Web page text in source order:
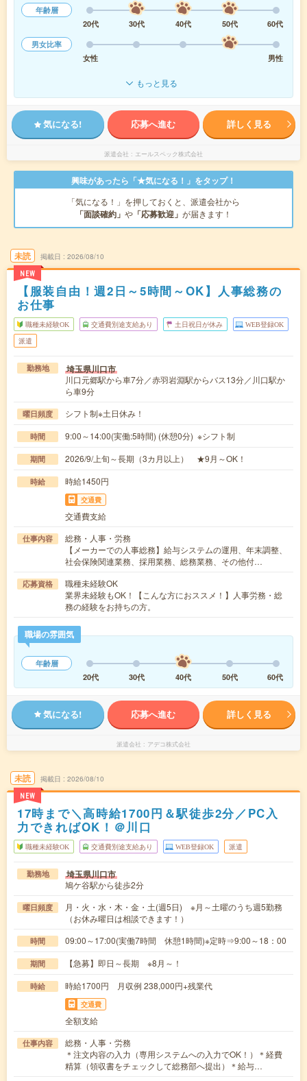
年齢層
20代
30代 40代 50代
60代
男女比率
女性
男性
もっと見る
気になる! 応募へ進む 詳しく見る
派遣会社 エールスペック株式会社
興味があったら「★気になる！」をタップ！
「気になる！」を押しておくと、派遣会社から
「面談確約」 や 「応募歓迎」 が届きます！
未読
NEW
掲載日 2026/08/10
【服装自由！週2日～5時間～OK】人事総務の
お仕事
職種未経験OK 交通費別途支給あり 土日祝日が休み WEB登録OK
派遣
勤務地 埼玉県川口市
川口元郷駅から車7分／赤羽岩淵駅からバス13分／川口駅か
ら車9分
曜日頻度 シフト制※土日休み！
時間 9:00～14:00(実働:5時間) (休憩0分) ※シフト制
期間 2026/9/上旬～長期（3カ月以上） ★9月～OK！
時給 時給1450円
交通費
交通費支給
仕事内容
総務・人事・労務
【メーカーでの人事総務】給与システムの運用、年末調整、
社会保険関連業務、採用業務、総務業務、その他付…
応募資格
職種未経験OK
業界未経験もOK！【こんな方におススメ！】人事労務・総
務の経験をお持ちの方。
職場の雰囲気
年齢層
20代
30代 40代 50代 60代
気になる! 応募へ進む 詳しく見る
派遣会社 アデコ株式会社
未読
NEW
掲載日 2026/08/10
17時まで＼高時給1700円＆駅徒歩2分／PC入
力できればOK！＠川口
職種未経験OK 交通費別途支給あり WEB登録OK 派遣
勤務地 埼玉県川口市
鳩ケ谷駅から徒歩2分
曜日頻度
月・火・水・木・金・土(週5日) ※月～土曜のうち週5勤務
（お休み曜日は相談できます！）
時間 09:00～17:00(実働7時間 休憩1時間)※定時⇒9:00～18：00
期間 【急募】即日～長期 ※8月～！
時給 時給1700円 月収例 238,000円+残業代
交通費
全額支給
仕事内容
総務・人事・労務
＊注文内容の入力（専用システムへの入力でOK！）＊経費
精算（領収書をチェックして総務部へ提出）＊給与…